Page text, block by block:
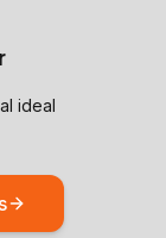
ideal